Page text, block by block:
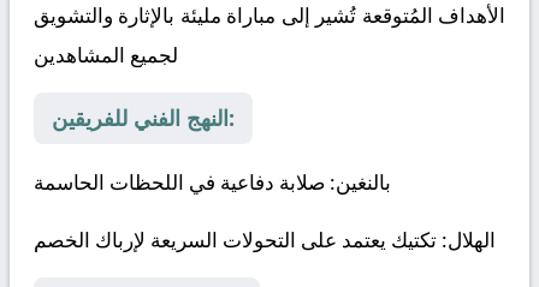
الأهداف المُتوقعة تُشير إلى مباراة مليئة بالإثارة والتشويق
لجميع المشاهدين
النهج الفني للفريقين:
بالنغين: صلابة دفاعية في اللحظات الحاسمة
الهلال: تكتيك يعتمد على التحولات السريعة لإرباك الخصم